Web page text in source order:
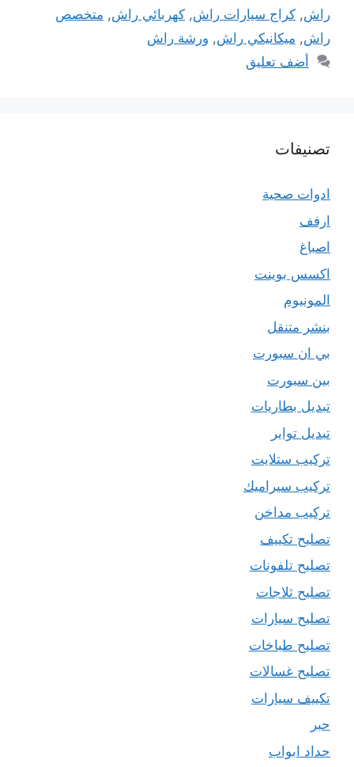
راش, كراج سيارات راش, كهربائي راش, متخصص
راش, ميكانيكي راش, ورشة راش
أضف تعليق
تصنيفات
ادوات صحية
ارفف
اصباغ
اكسس بوينت
المونيوم
بنشر متنقل
بي ان سبورت
بين سبورت
تبديل بطاريات
تبديل تواير
تركيب ستلايت
تركيب سيراميك
تركيب مداخن
تصليح تكييف
تصليح تلفونات
تصليح ثلاجات
تصليح سيارات
تصليح طباخات
تصليح غسالات
تكييف سيارات
حبر
حداد ابواب